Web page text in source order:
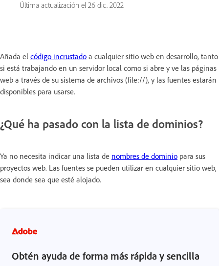
Última actualización el 26 dic. 2022
Añada el código incrustado a cualquier sitio web en desarrollo, tanto
si está trabajando en un servidor local como si abre y ve las páginas
web a través de su sistema de archivos (file://), y las fuentes estarán
disponibles para usarse.
¿Qué ha pasado con la lista de dominios?
Ya no necesita indicar una lista de nombres de dominio para sus
proyectos web. Las fuentes se pueden utilizar en cualquier sitio web,
sea donde sea que esté alojado.
Obtén ayuda de forma más rápida y sencilla